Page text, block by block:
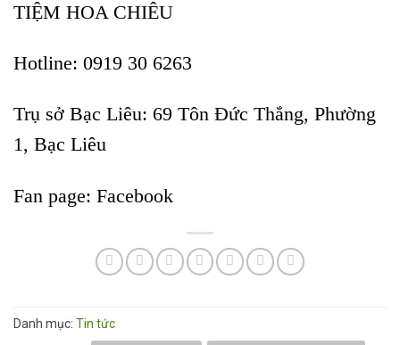
TIỆM HOA CHIÊU
Hotline: 0919 30 6263
Trụ sở Bạc Liêu: 69 Tôn Đức Thắng, Phường
1, Bạc Liêu
Fan page: Facebook
Danh mục: Tin tức